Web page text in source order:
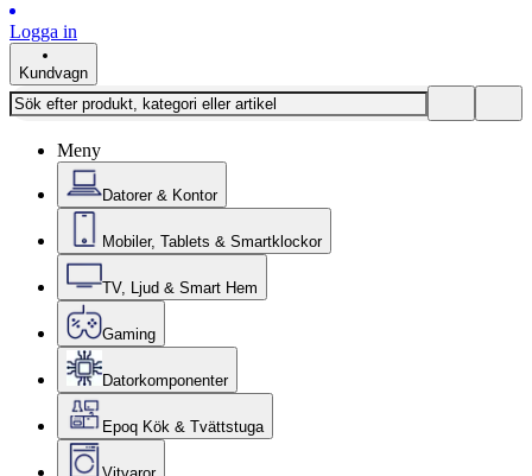
Logga in
Kundvagn
Meny
Datorer & Kontor
Mobiler, Tablets & Smartklockor
TV, Ljud & Smart Hem
Gaming
Datorkomponenter
Epoq Kök & Tvättstuga